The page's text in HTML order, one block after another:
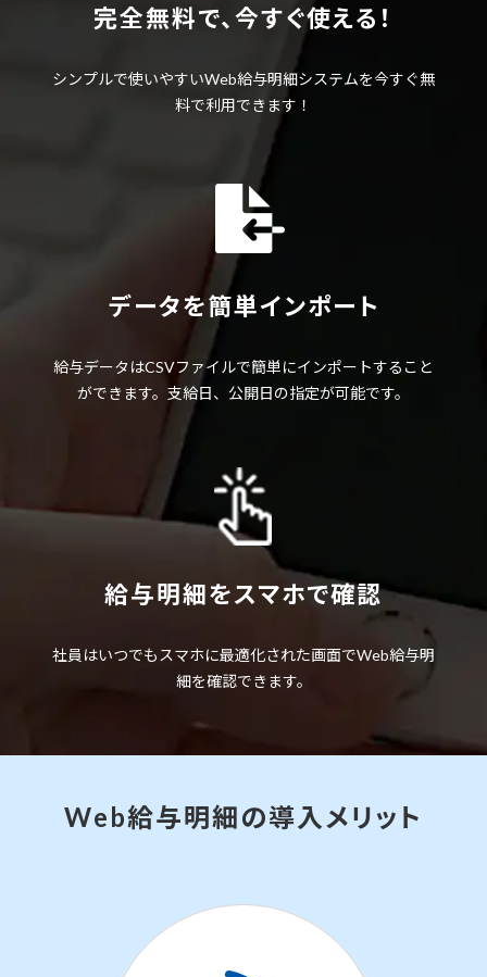
完全無料で、今すぐ使える！
シンプルで使いやすいWeb給与明細システムを今すぐ無
料で利用できます！
データを簡単インポート
給与データはCSVファイルで簡単にインポートすること
ができます。支給日、公開日の指定が可能です。
給与明細をスマホで確認
社員はいつでもスマホに最適化された画面でWeb給与明
細を確認できます。
Web給与明細の導入メリット